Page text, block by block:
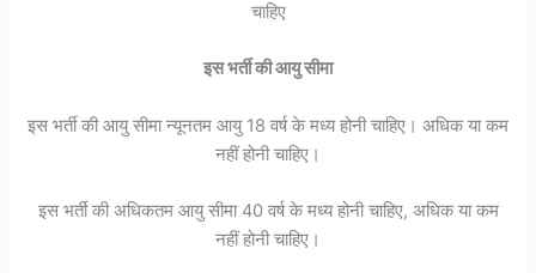
चाहिए
इस भर्ती की आयु सीमा
इस भर्ती की आयु सीमा न्यूनतम आयु 18 वर्ष के मध्य होनी चाहिए। अधिक या कम
नहीं होनी चाहिए।
इस भर्ती की अधिकतम आयु सीमा 40 वर्ष के मध्य होनी चाहिए, अधिक या कम
नहीं होनी चाहिए।